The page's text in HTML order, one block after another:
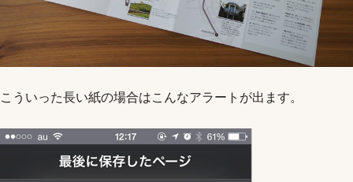
こういった長い紙の場合はこんなアラートが出ます。